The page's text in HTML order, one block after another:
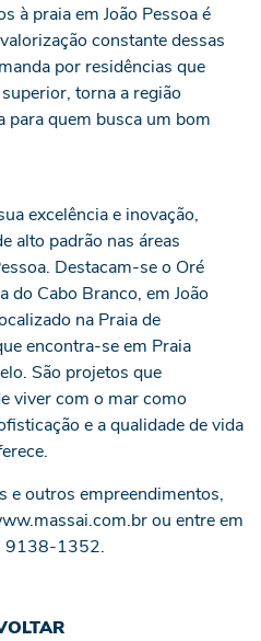
à praia em João Pessoa é
constante dessas
por residências que
torna a região
para quem busca um bom
excelência e inovação,
alto padrão nas áreas
Destacam-se o Oré
do Cabo Branco, em João
na Praia de
encontra-se em Praia
São projetos que
viver com o mar como
e a qualidade de vida
e outros empreendimentos,
ou entre em
9138-1352.